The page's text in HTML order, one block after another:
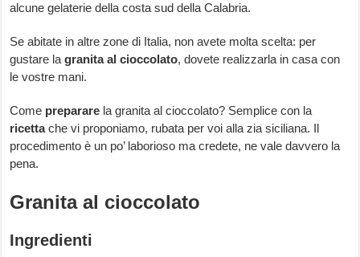
alcune gelaterie della costa sud della Calabria.
Se abitate in altre zone di Italia, non avete molta scelta: per
gustare lagranita al cioccolato, dovete realizzarla in casa con
le vostre mani.
Come preparare la granita al cioccolato? Semplice con la
ricettache vi proponiamo, rubata per voi alla zia siciliana. Il
procedimento è un po’ laborioso ma credete, ne vale davvero la
pena.
Granita al cioccolato
Ingredienti